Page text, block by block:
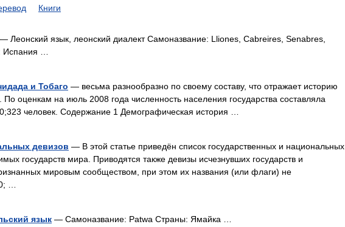
Книги
— Леонский язык, леонский диалект Самоназвание: Lliones, Cabreires, Senabres,
Испания …
и Тобаго — весьма разнообразно по своему составу, что отражает историю
По оценкам на июль 2008 года численность населения государства составляла
человек. Содержание 1 Демографическая история …
девизов — В этой статье приведён список государственных и национальных
государств мира. Приводятся также девизы исчезнувших государств и
мировым сообществом, при этом их названия (или флаги) не
…
язык — Самоназвание: Patwa Страны: Ямайка …